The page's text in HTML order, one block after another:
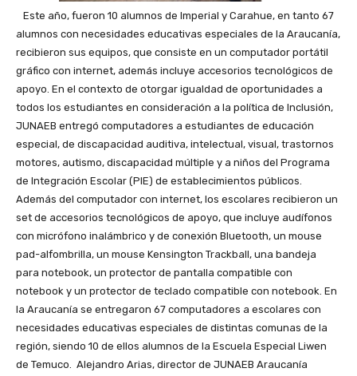
Este año, fueron 10 alumnos de Imperial y Carahue, en tanto 67
alumnos con necesidades educativas especiales de la Araucanía,
recibieron sus equipos, que consiste en un computador portátil
gráfico con internet, además incluye accesorios tecnológicos de
apoyo. En el contexto de otorgar igualdad de oportunidades a
todos los estudiantes en consideración a la política de Inclusión,
JUNAEB entregó computadores a estudiantes de educación
especial, de discapacidad auditiva, intelectual, visual, trastornos
motores, autismo, discapacidad múltiple y a niños del Programa
de Integración Escolar (PIE) de establecimientos públicos.
Además del computador con internet, los escolares recibieron un
set de accesorios tecnológicos de apoyo, que incluye audífonos
con micrófono inalámbrico y de conexión Bluetooth, un mouse
pad-alfombrilla, un mouse Kensington Trackball, una bandeja
para notebook, un protector de pantalla compatible con
notebook y un protector de teclado compatible con notebook. En
la Araucanía se entregaron 67 computadores a escolares con
necesidades educativas especiales de distintas comunas de la
región, siendo 10 de ellos alumnos de la Escuela Especial Liwen
de Temuco. Alejandro Arias, director de JUNAEB Araucanía